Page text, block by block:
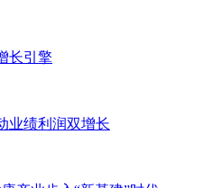
长引擎
业绩利润双增长